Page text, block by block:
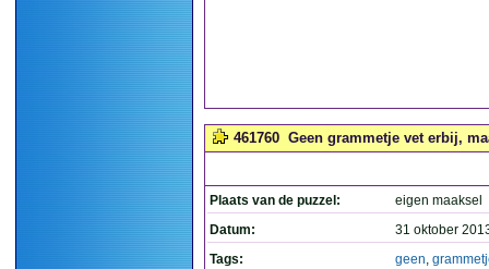
461760 Geen grammetje vet erbij,
Plaats van de puzzel:
eigen maaksel
Datum:
31 oktober
Tags:
geen,